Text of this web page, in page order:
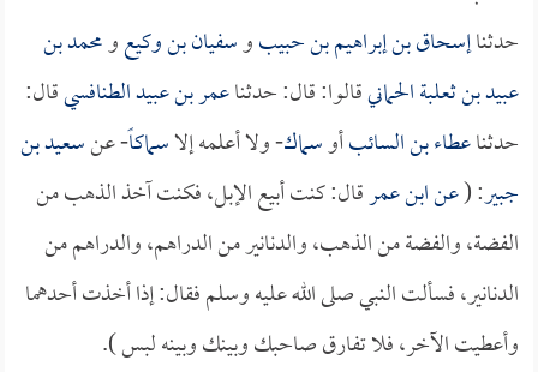
حدثناإسحاق بن إبراهيم بن حبيبوسفيان بن وكيعومحمد بن
عبيد بن ثعلبة الحمانيقالوا: قال: حدثناعمر بن عبيد الطنافسيقال:
حدثناعطاء بن السائبأوسماك- ولا أعلمه إلاسماكاً- عنسعيد بن
جبير: (عنابن عمرقال: كنت أبيع الإبل، فكنت آخذ الذهب من
الفضة، والفضة من الذهب، والدنانير من الدراهم، والدراهم من
الدنانير، فسألت النبي صلى الله عليه وسلم فقال: إذا أخذت أحدهما
وأعطيت الآخر، فلا تفارق صاحبك وبينك وبينه لبس ).